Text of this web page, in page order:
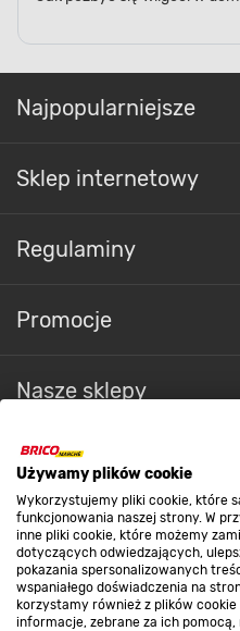
Używamy plików cookie
Wykorzystujemy pliki cookie, które
funkcjonowania naszej strony. W
inne pliki cookie, które możemy
dotyczących odwiedzających,
pokazania spersonalizowanych
wspaniałego doświadczenia na
korzystamy również z plików
informacje, zebrane za ich
FUNKCJA TURBO
pomieszczenia
Jeśli chcesz w krótkim
temperaturę w pokoju,
konwektorowy z
sprawdzi się idealnie
Przyspieszysz
za sprawą
sprawnie rozprowadza
po pomieszczeniu. Nie
przyjemne uczucie
Najpopularniejsze
Sklep internetowy
Regulaminy
Promocje
Nasze sklepy
O nas
Kontakt do sklepu
Strefa biznesu